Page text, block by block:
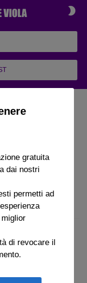
2024
gratuita
dai nostri
permetti ad
di revocare il